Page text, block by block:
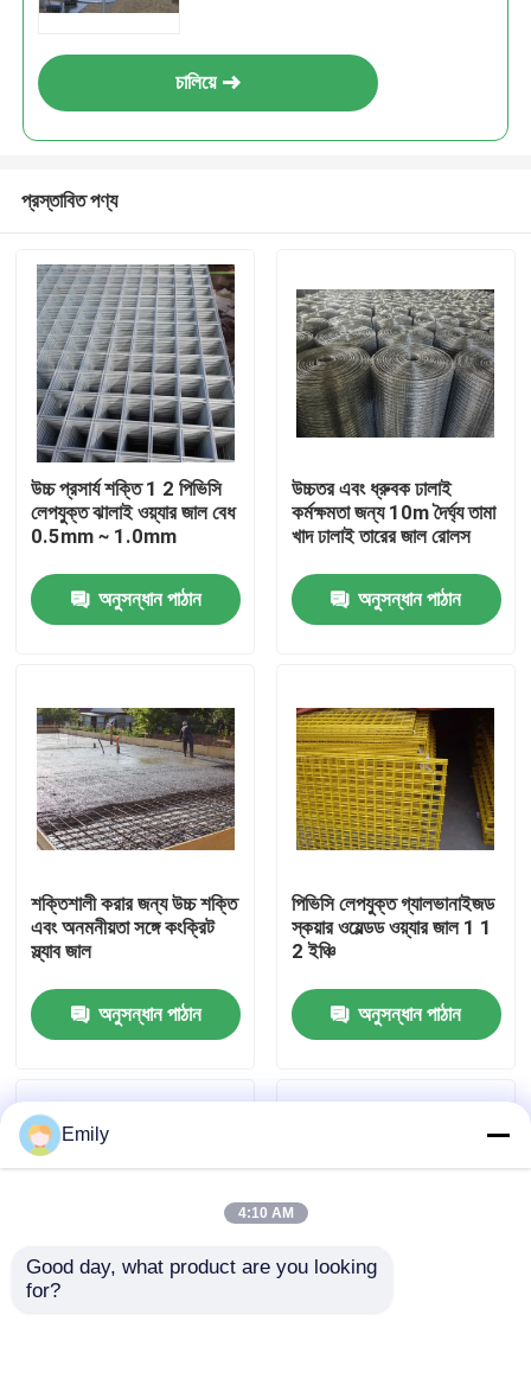
পণ্য
আমাদের সম্বন্ধে
কারখানা পরিদর্শন
গুণমান নিয়ন্ত্রণ
খবর
প্রসারিত ধাতু তারের জাল
চালিয়ে
প্রস্তাবিত পণ্য
উচ্চ প্রসার্য শক্তি 1 2 পিভিসি
লেপযুক্ত ঝালাই ওয়্যার জাল বেধ
0.5mm ∼ 1.0mm
অনুসন্ধান পাঠান
উচ্চতর এবং ধ্রুবক ঢালাই
কর্মক্ষমতা জন্য 10m দৈর্ঘ্য তামা
খাদ ঢালাই তারের জাল রোলস
অনুসন্ধান পাঠান
শক্তিশালী করার জন্য উচ্চ শক্তি
এবং অনমনীয়তা সঙ্গে কংক্রিট
স্ল্যাব জাল
অনুসন্ধান পাঠান
পিভিসি লেপযুক্ত গ্যালভানাইজড
স্কয়ার ওয়েল্ডড ওয়্যার জাল 1 1
2 ইঞ্চি
অনুসন্ধান পাঠান
Emily
4:10 AM
Good day, what product are you looking
for?